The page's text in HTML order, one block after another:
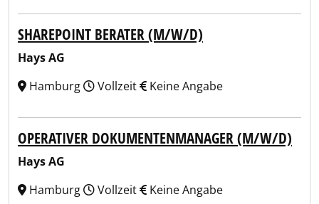
SHAREPOINT BERATER (M/W/D)
Hays AG
Hamburg
Vollzeit Keine Angabe
OPERATIVER DOKUMENTENMANAGER (M/W/D)
Hays AG
Hamburg
Vollzeit Keine Angabe